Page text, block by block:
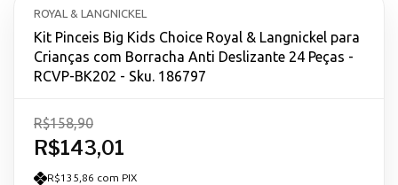
ROYAL & LANGNICKEL
Kit Pinceis Big Kids Choice Royal & Langnickel para
Crianças com Borracha Anti Deslizante 24 Peças -
RCVP-BK202 - Sku. 186797
R$143,01
R$158,90
R$135,86 com PIX